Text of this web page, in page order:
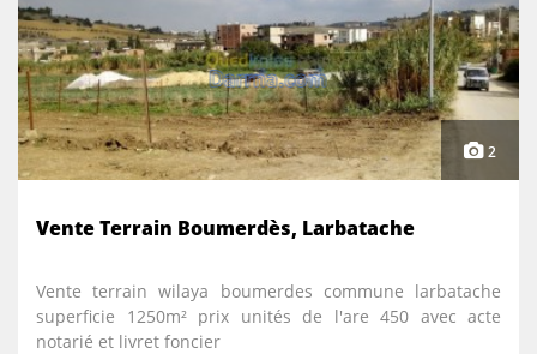
2
Vente Terrain Boumerdès, Larbatache
Vente terrain wilaya boumerdes commune larbatache
superficie 1250m² prix unités de l'are 450 avec acte
notarié et livret foncier